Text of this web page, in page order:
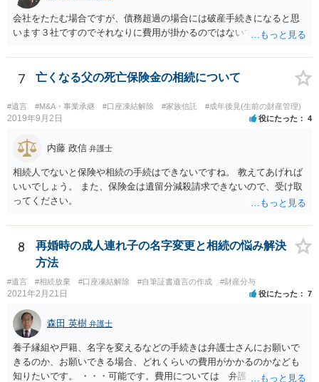
会社をたたむ場合ですが、債務超過の場合には破産手続きになると思
います３社ですのでそれなりに費用が掛かるのではないでしょうか。
7 亡くなる父の死亡保険金の相続について
#遺言 #M&A・事業承継 #口座凍結解除 #家族信託 #成年後見(生前の財産管理)
2019年9月2日 役にたった 4
内藤 政信 弁護士
相続人でないと保険や相続の手続はできないですね。 教えてあげれば
いいでしょう。 また、保険金は遺留分減殺請求できないので、受け取
ってください。
8
再婚時の成人連れ子の名字変更と相続の悩み解決
方法
#遺言 #相続放棄 #口座凍結解除 #自筆証書遺言の作成 #財産分与
2021年2月21日 役にたった 7
森田 英樹 弁護士
養子縁組や戸籍、名字を変えるなどの手続きは弁護士さんにお願いで
きるのか、お願いできる場合、どれくらいの費用がかかるのかなども
知りたいです。 ・・・可能です。費用については 弁護士と直接面談